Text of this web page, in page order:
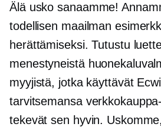
Älä usko sanaamme!
todellisen maailman
herättämiseksi. Tutustu
menestyneistä
myyjistä, jotka käyttävät
tarvitsemansa
tekevät sen hyvin.